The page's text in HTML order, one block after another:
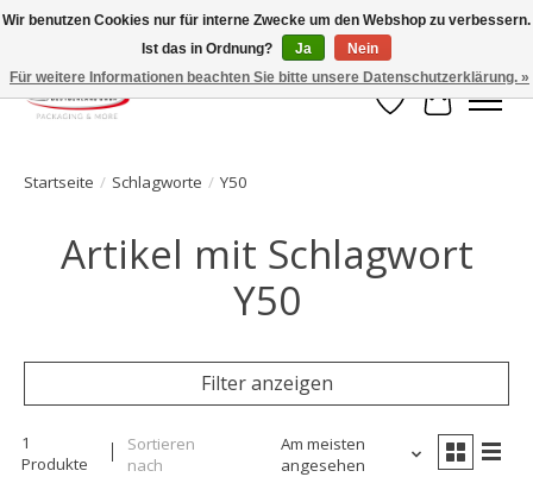
Ihr Onlineshop für Clipverschlusstechnik!
Wunschzettel
Ihr
Startseite / Schlagworte / Y50
Artikel mit Schlagwort
Y50
Filter anzeigen
1
Produkte
Sortieren
nach
Am meisten
angesehen
Wir benutzen Cookies nur für interne Zwecke um den Webshop zu verbessern.
Ist das in Ordnung?
Ja
Nein
Für weitere Informationen beachten Sie bitte unsere Datenschutzerklärung. »